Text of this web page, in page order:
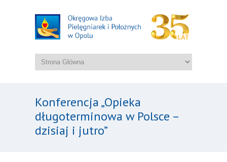
Konferencja „Opieka
długoterminowa w Polsce –
dzisiaj i jutro”